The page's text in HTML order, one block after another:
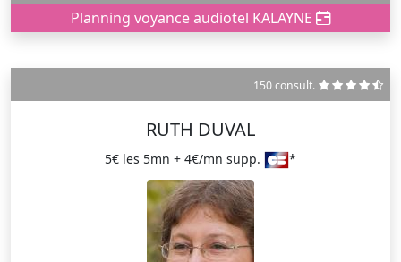
Planning voyance audiotel KALAYNE
150 consult.
RUTH DUVAL
5€ les 5mn + 4€/mn supp. *